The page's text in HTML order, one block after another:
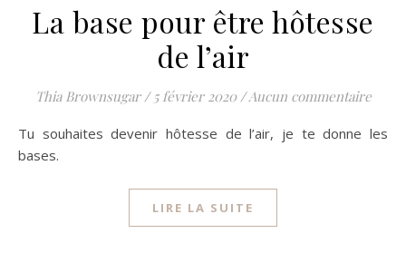
La base pour être hôtesse
de l’air
Thia Brownsugar / 5 février 2020 / Aucun commentaire
Tu souhaites devenir hôtesse de l’air, je te donne les
bases.
LIRE LA SUITE